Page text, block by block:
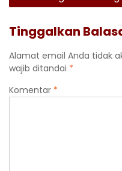
Tinggalkan
Alamat email Anda tidak
wajib ditandai *
Komentar *